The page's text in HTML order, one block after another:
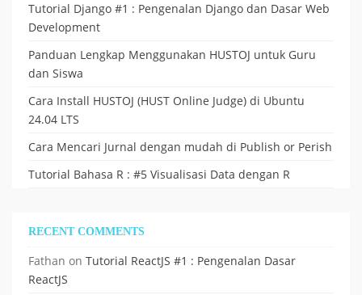
Tutorial Django #1 : Pengenalan Django dan Dasar Web
Development
Panduan Lengkap Menggunakan HUSTOJ untuk Guru
dan Siswa
Cara Install HUSTOJ (HUST Online Judge) di Ubuntu
24.04 LTS
Cara Mencari Jurnal dengan mudah di Publish or Perish
Tutorial Bahasa R : #5 Visualisasi Data dengan R
RECENT COMMENTS
Fathan on Tutorial ReactJS #1 : Pengenalan Dasar
ReactJS